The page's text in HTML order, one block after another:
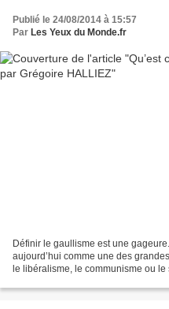
Publié le 24/08/2014 à 15:57
Par Les Yeux du Monde.fr
Définir le gaullisme est une
aujourd’hui comme une des
le libéralisme, le communisme ou